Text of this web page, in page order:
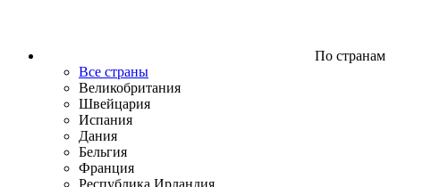
По странам
Все страны
Великобритания
Швейцария
Испания
Дания
Бельгия
Франция
Республика Ирландия